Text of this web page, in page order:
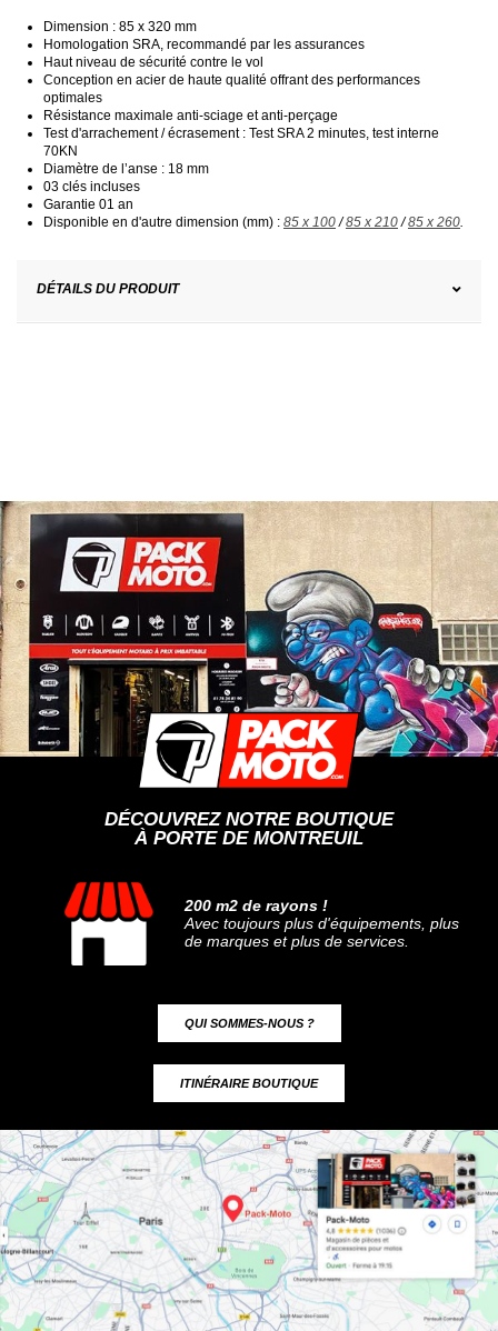
Dimension : 85 x 320 mm
Homologation SRA, recommandé par les assurances
Haut niveau de sécurité contre le vol
Conception en acier de haute qualité offrant des performances
optimales
Résistance maximale anti-sciage et anti-perçage
Test d'arrachement / écrasement : Test SRA 2 minutes, test interne
70KN
Diamètre de l’anse : 18 mm
03 clés incluses
Garantie 01 an
Disponible en d'autre dimension (mm) : 85 x 100/85 x 210/85 x 260.
DÉTAILS DU PRODUIT
DÉCOUVREZ NOTRE BOUTIQUE
À PORTE DE MONTREUIL
200 m2 de rayons !
Avec toujours plus d'équipements, plus
de marques et plus de services.
QUI SOMMES-NOUS ?
ITINÉRAIRE BOUTIQUE